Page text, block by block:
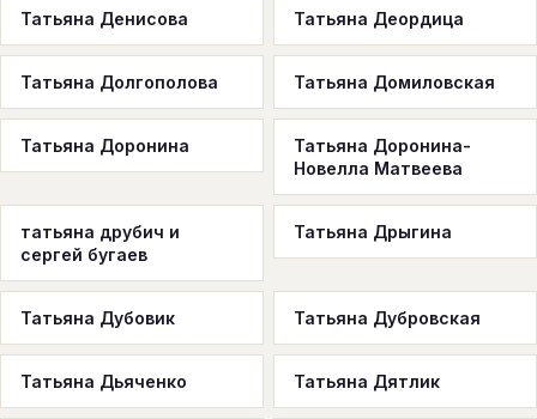
Татьяна Денисова Татьяна Деордица
Татьяна Долгополова Татьяна Домиловская
Татьяна Доронина
Татьяна Доронина-
Новелла Матвеева
татьяна друбич и
сергей бугаев
Татьяна Дрыгина
Татьяна Дубовик Татьяна Дубровская
Татьяна Дьяченко Татьяна Дятлик